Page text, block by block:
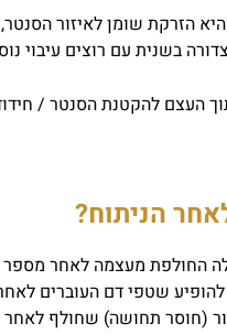
הזרקת שומן לאיזור
בשנית עם רוצים עיבוי
העצם להקטנת הסנטר /
הניתוח?
החולפת מעצמה לאחר מספר
להופיע שטפי דם העוברים
(חוסר תחושה) שחולף